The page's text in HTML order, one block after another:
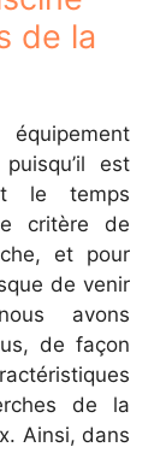
de la
est
le temps
critère de
et pour
de venir
avons
de façon
de la
Ainsi, dans